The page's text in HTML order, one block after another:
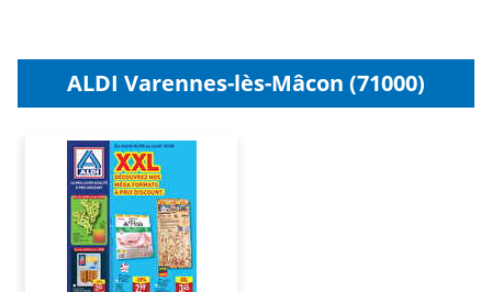
ALDI Varennes-lès-Mâcon (71000)